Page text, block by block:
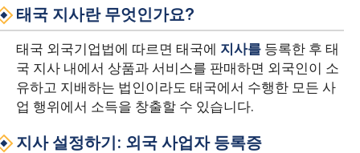
태국 지사란 무엇인가요?
태국 외국기업법에 따르면 태국에 지사를 등록한 후 태
국 지사 내에서 상품과 서비스를 판매하면 외국인이 소
유하고 지배하는 법인이라도 태국에서 수행한 모든 사
업 행위에서 소득을 창출할 수 있습니다.
지사 설정하기: 외국 사업자 등록증